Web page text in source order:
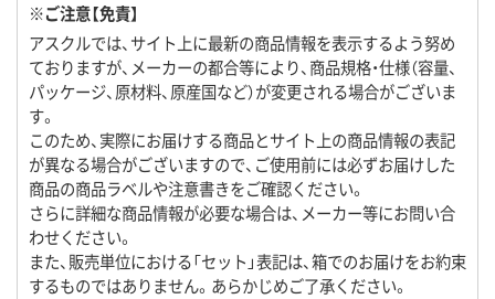
※ご注意【免責】
アスクルでは、サイト上に最新の商品情報を表示するよう努め
ておりますが、メーカーの都合等により、商品規格・仕様（容量、
パッケージ、原材料、原産国など）が変更される場合がございま
す。
このため、実際にお届けする商品とサイト上の商品情報の表記
が異なる場合がございますので、ご使用前には必ずお届けした
商品の商品ラベルや注意書きをご確認ください。
さらに詳細な商品情報が必要な場合は、メーカー等にお問い合
わせください。
また、販売単位における「セット」表記は、箱でのお届けをお約束
するものではありません。あらかじめご了承ください。